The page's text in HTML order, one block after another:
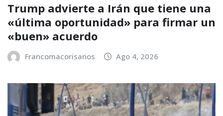
Trump advierte a Irán que tiene una
«última oportunidad» para firmar un
«buen» acuerdo
Francomacorisanos Ago 4, 2026